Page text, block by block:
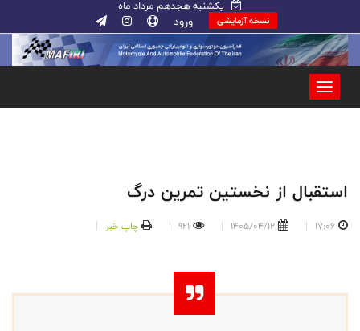
یکشنبه هجدهم مرداد ماه
نسخه آزمایشی ورود
استقبال از نخستین تمرین درگ
17:06
1405/04/12
921 چاپ خبر